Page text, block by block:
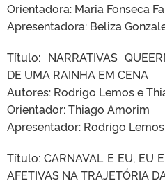
Orientadora: Maria Fonseca
Apresentadora: Beliza
Título: NARRATIVAS
DE UMA RAINHA EM CENA
Autores: Rodrigo Lemos e
Orientador: Thiago Amorim
Apresentador: Rodrigo Lemos
Título: CARNAVAL E EU, EU
AFETIVAS NA TRAJETÓRIA